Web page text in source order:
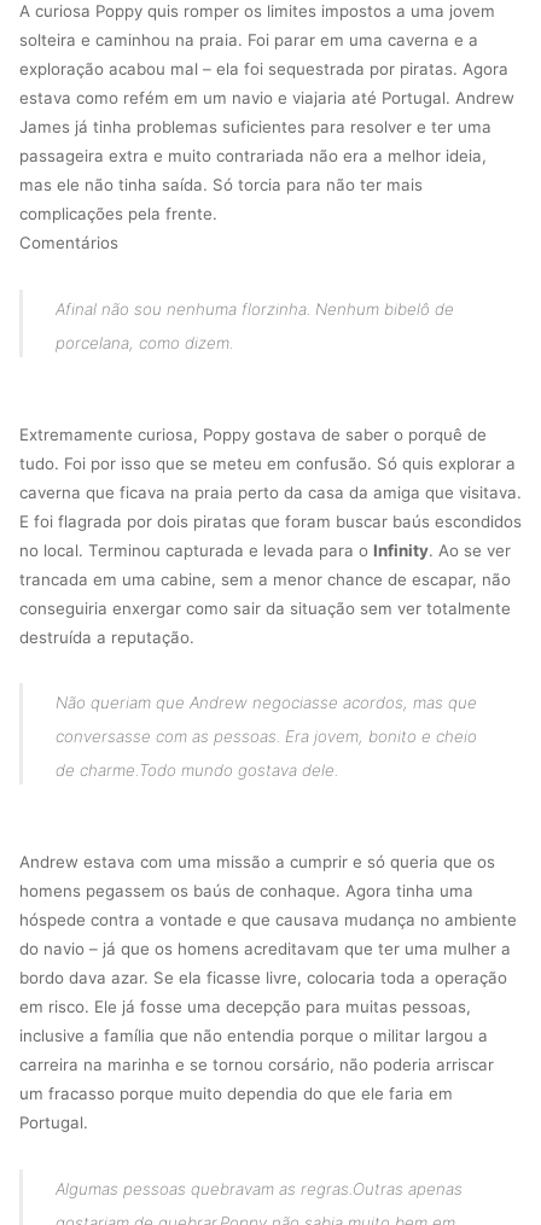
A curiosa Poppy quis romper os limites impostos a uma jovem
solteira e caminhou na praia. Foi parar em uma caverna e a
exploração acabou mal – ela foi sequestrada por piratas. Agora
estava como refém em um navio e viajaria até Portugal. Andrew
James já tinha problemas suficientes para resolver e ter uma
passageira extra e muito contrariada não era a melhor ideia,
mas ele não tinha saída. Só torcia para não ter mais
complicações pela frente.
Comentários
Afinal não sou nenhuma florzinha. Nenhum bibelô de
porcelana, como dizem.
Extremamente curiosa, Poppy gostava de saber o porquê de
tudo. Foi por isso que se meteu em confusão. Só quis explorar a
caverna que ficava na praia perto da casa da amiga que visitava.
E foi flagrada por dois piratas que foram buscar baús escondidos
no local. Terminou capturada e levada para o Infinity. Ao se ver
trancada em uma cabine, sem a menor chance de escapar, não
conseguiria enxergar como sair da situação sem ver totalmente
destruída a reputação.
Não queriam que Andrew negociasse acordos, mas que
conversasse com as pessoas. Era jovem, bonito e cheio
de charme. Todo mundo gostava dele.
Andrew estava com uma missão a cumprir e só queria que os
homens pegassem os baús de conhaque. Agora tinha uma
hóspede contra a vontade e que causava mudança no ambiente
do navio – já que os homens acreditavam que ter uma mulher a
bordo dava azar. Se ela ficasse livre, colocaria toda a operação
em risco. Ele já fosse uma decepção para muitas pessoas,
inclusive a família que não entendia porque o militar largou a
carreira na marinha e se tornou corsário, não poderia arriscar
um fracasso porque muito dependia do que ele faria em
Portugal.
Algumas pessoas quebravam as regras.Outras apenas